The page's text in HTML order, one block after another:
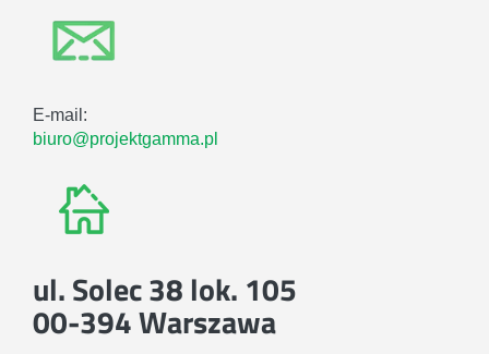
E-mail:
biuro@projektgamma.pl
ul. Solec 38 lok. 105
00-394 Warszawa